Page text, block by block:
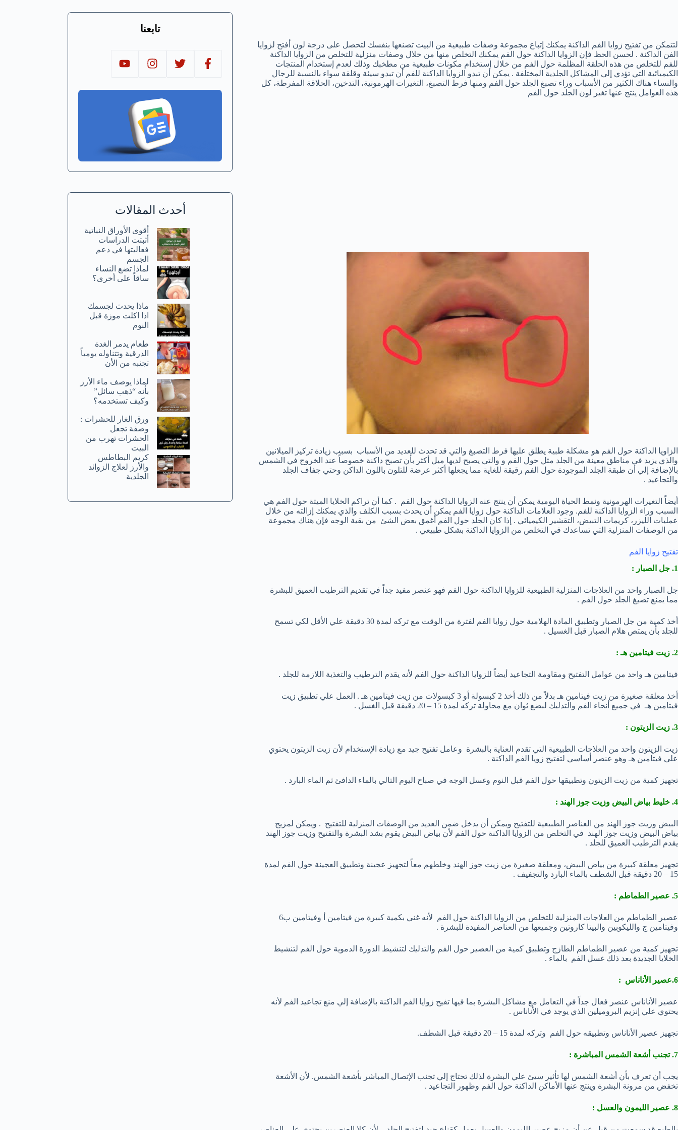
لتتمكن من تفتيح زوايا الفم الداكنة يمكنك إتباع مجموعة وصفات طبيعية من البيت تصنعها بنفسك لتحصل على درجة لون أفتح لزوايا
الفن الداكنة . لحسن الحظ فإن الزوايا الداكنة حول الفم يمكنك التخلص منها من خلال وصفات منزلية للتخلص من الزوايا الداكنة
للفم للتخلص من هذه الحلقة المظلمة حول الفم من خلال إستخدام مكونات طبيعية من مطخبك وذلك لعدم إستخدام المنتجات
الكيميائية التي تؤدي إلي المشاكل الجلدية المختلفة . يمكن أن تبدو الزوايا الداكنة للفم أن تبدو سيئة وقلقة سواء بالنسبة للرجال
والنساء هناك الكثير من الأسباب وراء تصبغ الجلد حول الفم ومنها فرط التصبغ، التغيرات الهرمونية، التدخين، الحلاقة المفرطة، كل
هذه العوامل ينتج عنها تغير لون الجلد حول الفم
الزاويا الداكنة حول الفم هو مشكلة طبية يطلق عليها فرط التصبغ والتي قد تحدث للعديد من الأسباب بسبب زيادة تركيز الميلانين
والذي يزيد في مناطق معينة من الجلد مثل حول الفم و والتي يصبح لديها ميل أكثر بأن تصبح داكنة خصوصاً عند الخروج في الشمس
بالإضافة إلي أن طبقة الجلد الموجودة حول الفم رقيقة للغاية مما يجعلها أكثر عرضة للتلون باللون الداكن وحتي جفاف الجلد
والتجاعيد .
أيضاً التغيرات الهرمونية ونمط الحياة اليومية يمكن أن ينتج عنه الزوايا الداكنة حول الفم . كما أن تراكم الخلايا الميتة حول الفم هي
السبب وراء الزوايا الداكنة للفم. وجود العلامات الداكنة حول زوايا الفم يمكن أن يحدث بسبب الكلف والذي يمكنك إزالته من خلال
عمليات الليزر، كريمات التبيض، التقشير الكيميائي . إذا كان الجلد حول الفم أغمق بعض الشئ من بقية الوجه فإن هناك مجموعة
من الوصفات المنزلية التي تساعدك في التخلص من الزوايا الداكنة بشكل طبيعي .
تفتيح زوايا الفم
1. جل الصبار :
جل الصبار واحد من العلاجات المنزلية الطبيعية للزوايا الداكنة حول الفم فهو عنصر مفيد جداً في تقديم الترطيب العميق للبشرة
مما يمنع تصبغ الجلد حول الفم .
أخذ كمية من جل الصبار وتطبيق المادة الهلامية حول زوايا الفم لفترة من الوقت مع تركه لمدة 30 دقيقة علي الأقل لكي تسمح
للجلد بأن يمتص هلام الصبار قبل الغسيل .
2. زيت فيتامين هـ :
فيتامين هـ واحد من عوامل التفتيح ومقاومة التجاعيد أيضاً للزوايا الداكنة حول الفم لأنه يقدم الترطيب والتغذية اللازمة للجلد .
أخذ معلقة صغيرة من زيت فيتامين هـ بدلاً من ذلك أخذ 2 كبسولة أو 3 كبسولات من زيت فيتامين هـ . العمل علي تطبيق زيت
فيتامين هـ في جميع أنحاء الفم والتدليك لبضع ثوان مع محاولة تركه لمدة 15 – 20 دقيقة قبل الغسل .
3. زيت الزيتون :
زيت الزيتون واحد من العلاجات الطبيعية التي تقدم العناية بالبشرة وعامل تفتيح جيد مع زيادة الإستخدام لأن زيت الزيتون يحتوي
علي فيتامين هـ وهو عنصر أساسي لتفتيح زويا الفم الداكنة .
تجهيز كمية من زيت الزيتون وتطبيقها حول الفم قبل النوم وغسل الوجه في صباح اليوم التالي بالماء الدافئ ثم الماء البارد .
4. خليط بياض البيض وزيت جوز الهند :
البيض وزيت جوز الهند من العناصر الطبيعية للتفتيح ويمكن أن يدخل ضمن العديد من الوصفات المنزلية للتفتيح . ويمكن لمزيج
بياض البيض وزيت جوز الهند في التخلص من الزوايا الداكنة حول الفم لأن بياض البيض يقوم بشد البشرة والتفتيح وزيت جوز الهند
يقدم الترطيب العميق للجلد .
تجهيز معلقة كبيرة من بياض البيض، ومعلقة صغيرة من زيت جوز الهند وخلطهم معاً لتجهيز عجينة وتطبيق العجينة حول الفم لمدة
15 – 20 دقيقة قبل الشطف بالماء البارد والتجفيف .
5. عصير الطماطم :
عصير الطماطم من العلاجات المنزلية للتخلص من الزوايا الداكنة حول الفم لأنه غني بكمية كبيرة من فيتامين أ وفيتامين ب6
وفيتامين ج والليكوبين والبيتا كاروتين وجميعها من العناصر المفيدة للبشرة .
تجهيز كمية من عصير الطماطم الطازج وتطبيق كمية من العصير حول الفم والتدليك لتنشيط الدورة الدموية حول الفم لتنشيط
الخلايا الجديدة بعد ذلك غسل الفم بالماء .
6.عصير الأناناس :
عصير الأناناس عنصر فعال جداً في التعامل مع مشاكل البشرة بما فيها تفيح زوايا الفم الداكنة بالإضافة إلي منع تجاعيد الفم لأنه
يحتوي علي إنزيم البروميلين الذي يوجد في الأناناس .
تجهيز عصير الأناناس وتطبيقه حول الفم وتركه لمدة 15 – 20 دقيقة قبل الشطف.
7. تجنب أشعة الشمس المباشرة :
يجب أن تعرف بأن أشعة الشمس لها تأثير سيئ علي البشرة لذلك تحتاج إلي تجنب الإتصال المباشر بأشعة الشمس. لأن الأشعة
تخفض من مرونة البشرة وينتج عنها الأماكن الداكنة حول الفم وظهور التجاعيد .
8. عصير الليمون والعسل :
تابعنا
أحدث المقالات
أقوى الأوراق النباتية
أثبتت الدراسات
فعاليتها في دعم
الجسم
لماذا تضع النساء
ساقاً على أخرى؟
ماذا يحدث لجسمك
اذا اكلت موزة قبل
النوم
طعام يدمر الغدة
الدرقية وتتناوله يومياً
تجنبه من الأن
لماذا يوصف ماء الأرز
بأنه “ذهب سائل”
وكيف تستخدمه؟
ورق الغار للحشرات :
وصفة تجعل
الحشرات تهرب من
البيت
كريم البطاطس
والأرز لعلاج الزوائد
الجلدية